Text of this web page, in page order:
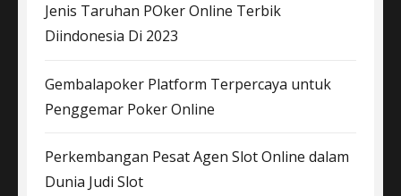
Jenis Taruhan POker Online Terbik
Diindonesia Di 2023
Gembalapoker Platform Terpercaya untuk
Penggemar Poker Online
Perkembangan Pesat Agen Slot Online dalam
Dunia Judi Slot